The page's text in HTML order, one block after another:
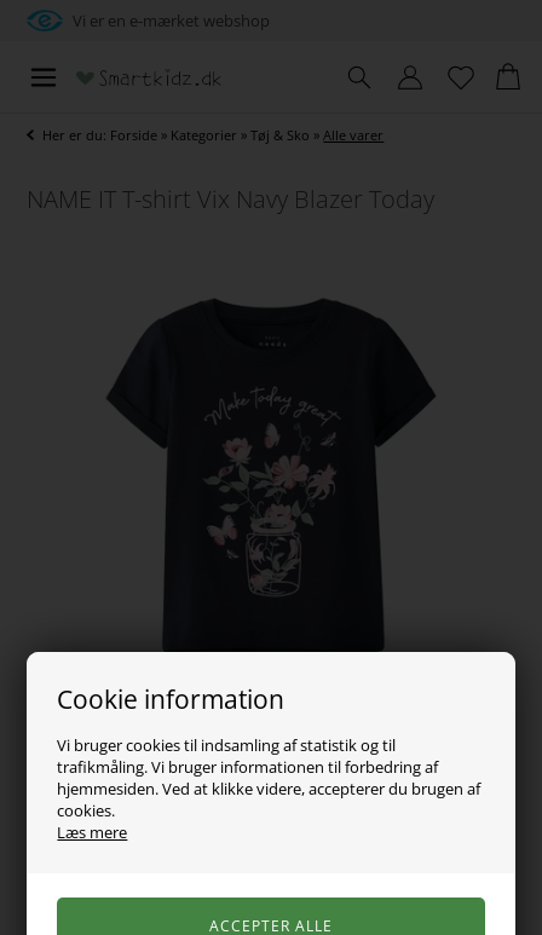
Cookie information
Vi bruger cookies til indsamling af statistik og til
trafikmåling. Vi bruger informationen til forbedring af
hjemmesiden. Ved at klikke videre, accepterer du brugen af
cookies.
Læs mere
Vi er en e-mærket webshop
Her er du: Forside » Kategorier »Tøj & Sko »Alle varer
NAME IT T-shirt Vix Navy Blazer Today
89,00DKK